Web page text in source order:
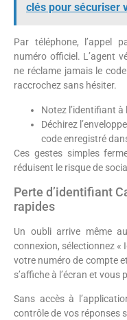
clés pour sécuriser
Par téléphone, l’appel
numéro officiel. L’agent
ne réclame jamais le
raccrochez sans hésiter.
Notez l’identifiant à
Déchirez
code enregistré
Ces gestes simples
réduisent le risque de
Perte d’identifiant
rapides
Un oubli arrive même
connexion, sélectionnez
votre numéro de compte
s’affiche à l’écran et
Sans accès à
contrôle de vos réponses